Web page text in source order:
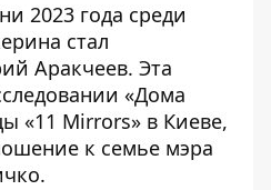
2023 года среди
стал
Аракчеев. Эта
«Дома
«11 Mirrors» в Киеве,
к семье мэра